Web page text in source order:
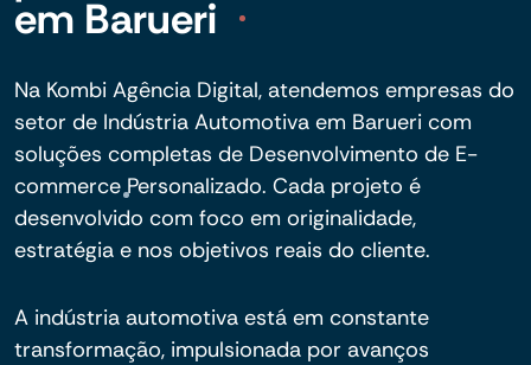
em Barueri
Na Kombi Agência Digital, atendemos empresas do
setor de Indústria Automotiva em Barueri com
soluções completas de Desenvolvimento de E-
commerce Personalizado. Cada projeto é
desenvolvido com foco em originalidade,
estratégia e nos objetivos reais do cliente.
A indústria automotiva está em constante
transformação, impulsionada por avanços